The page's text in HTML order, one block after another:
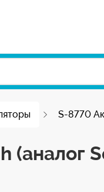
S-8770
(аналог